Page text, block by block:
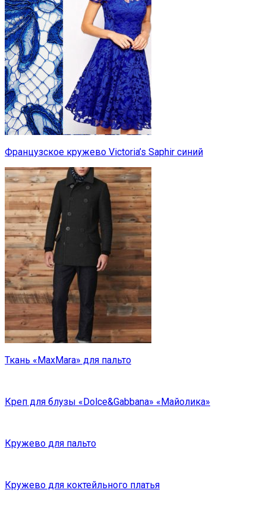
Французское кружево Victoria’s Saphir синий
Ткань «MaxMara» для пальто
Креп для блузы «Dolce&Gabbana» «Майолика»
Кружево для пальто
Кружево для коктейльного платья